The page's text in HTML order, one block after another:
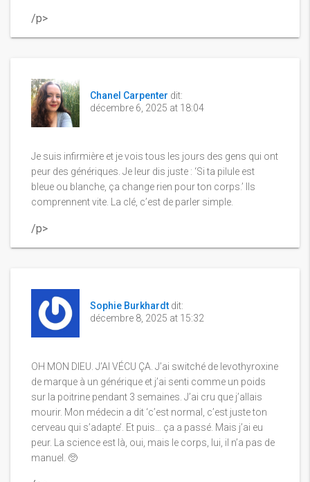
/p>
Chanel Carpenter dit:
décembre 6, 2025 at 18:04
Je suis infirmière et je vois tous les jours des gens qui ont
peur des génériques. Je leur dis juste : ‘Si ta pilule est
bleue ou blanche, ça change rien pour ton corps.’ Ils
comprennent vite. La clé, c’est de parler simple.
/p>
Sophie Burkhardt dit:
décembre 8, 2025 at 15:32
OH MON DIEU. J’AI VÉCU ÇA. J’ai switché de levothyroxine
de marque à un générique et j’ai senti comme un poids
sur la poitrine pendant 3 semaines. J’ai cru que j’allais
mourir. Mon médecin a dit ‘c’est normal, c’est juste ton
cerveau qui s’adapte’. Et puis… ça a passé. Mais j’ai eu
peur. La science est là, oui, mais le corps, lui, il n’a pas de
manuel. 🥺